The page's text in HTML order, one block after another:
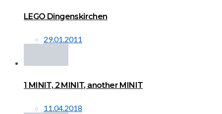
LEGO Dingenskirchen
29.01.2011
1 MINIT, 2 MINIT, another MINIT
11.04.2018